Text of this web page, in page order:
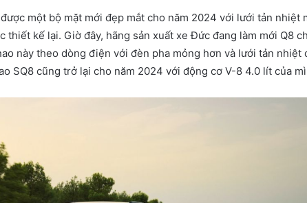
một bộ mặt mới đẹp mắt cho năm 2024 với lưới tản nhiệt
thiết kế lại. Giờ đây, hãng sản xuất xe Đức đang làm mới Q8
này theo dòng điện với đèn pha mỏng hơn và lưới tản nhiệt
SQ8 cũng trở lại cho năm 2024 với động cơ V-8 4.0 lít của